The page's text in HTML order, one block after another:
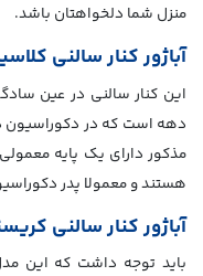
منزل شما دلخواهتان باشد.
آباژور کنار سالنی
این کنار سالنی در عین
دهه است که در دکوراسیون
مذکور دارای یک پایه
هستند و معمولا پدر
آباژور کنار سالنی
باید توجه داشت که این